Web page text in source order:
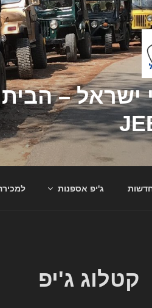
ג'יפ אספנות למכירה
קטלוג ג'יפ